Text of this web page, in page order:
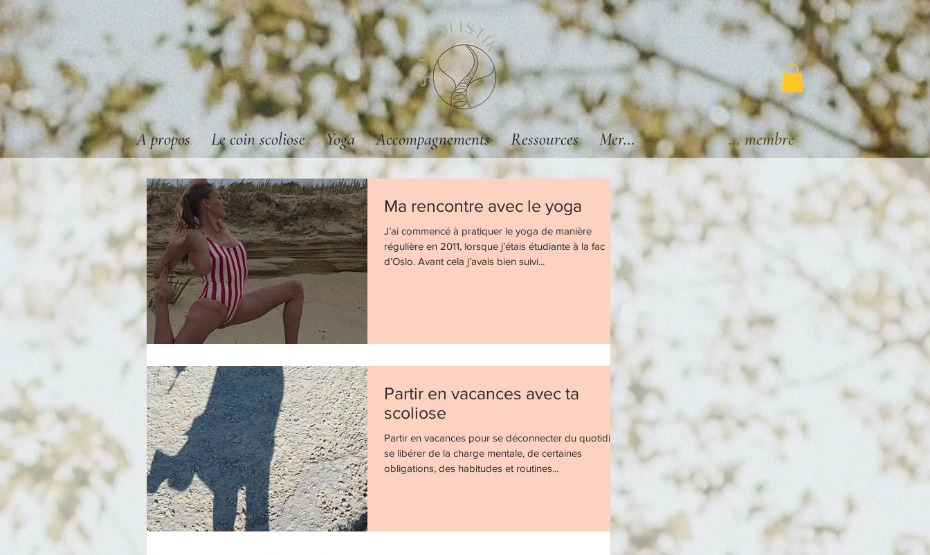
A propos Le coin scoliose Yoga Accompagnements Ressources Mer… Espace membre
Ma rencontre avec le yoga
J’ai commencé à pratiquer le yoga de manière
régulière en 2011, lorsque j’étais étudiante à la fac
d’Oslo. Avant cela j’avais bien suivi...
Partir en vacances avec ta
scoliose
Partir en vacances pour se déconnecter du quotidien,
se libérer de la charge mentale, de certaines
obligations, des habitudes et routines...